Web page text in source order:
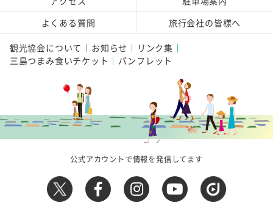
よくある質問
旅行会社の皆様へ
観光協会について お知らせ
リンク集
三島つまみ食いチケット
パンフレット
公式アカウントで情報を発信してます